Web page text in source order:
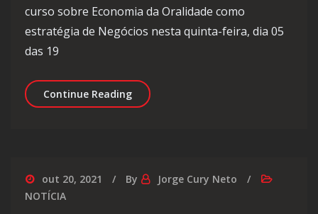
curso sobre Economia da Oralidade como
estratégia de Negócios nesta quinta-feira, dia 05
das 19
Continue ReadingEconomia da Oralidade como
out 20, 2021 By
Jorge Cury Neto
NOTÍCIA